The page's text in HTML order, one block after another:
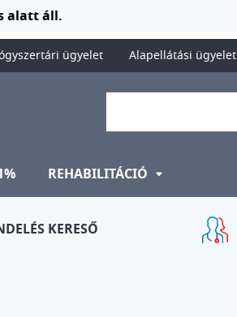
alatt áll.
ügyelet Alapellátási ügyelet
REHABILITÁCIÓ
KERESŐ